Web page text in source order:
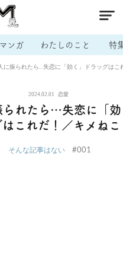
マンガ わたしのこと 特
に振られたら…失恋に「効く」ドラッグはこ
2024.02.01 恋愛
られたら…失恋に「効
はこれだ！／キメねこ
そんな記事はない #001
# セフレ # 不倫
リ # ラブグッズ # 体の相